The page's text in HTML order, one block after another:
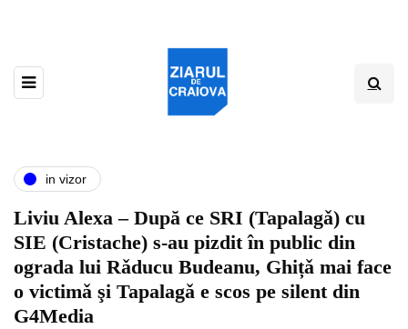
in vizor
Liviu Alexa – După ce SRI (Tapalagǎ) cu
SIE (Cristache) s-au pizdit în public din
ograda lui Rǎducu Budeanu, Ghițǎ mai face
o victimǎ şi Tapalagǎ e scos pe silent din
G4Media